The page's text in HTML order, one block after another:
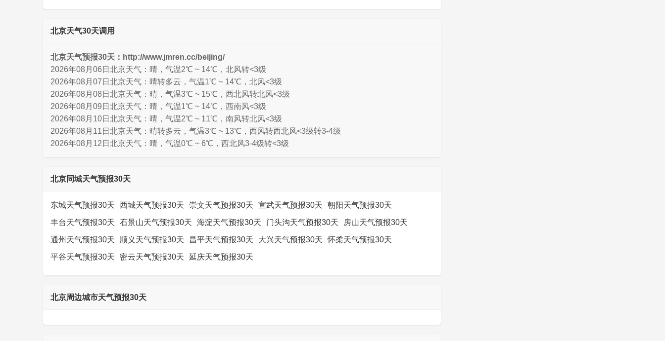
北京天气30天调用
北京天气预报30天：http://www.jmren.cc/beijing/
2026年08月06日北京天气：晴，气温2℃ ~ 14℃，北风转<3级
2026年08月07日北京天气：晴转多云，气温1℃ ~ 14℃，北风<3级
2026年08月08日北京天气：晴，气温3℃ ~ 15℃，西北风转北风<3级
2026年08月09日北京天气：晴，气温1℃ ~ 14℃，西南风<3级
2026年08月10日北京天气：晴，气温2℃ ~ 11℃，南风转北风<3级
2026年08月11日北京天气：晴转多云，气温3℃ ~ 13℃，西风转西北风<3级转3-4级
2026年08月12日北京天气：晴，气温0℃ ~ 6℃，西北风3-4级转<3级
北京同城天气预报30天
东城天气预报30天 西城天气预报30天 崇文天气预报30天 宣武天气预报30天 朝阳天气预报30天
丰台天气预报30天 石景山天气预报30天 海淀天气预报30天 门头沟天气预报30天 房山天气预报30天
通州天气预报30天 顺义天气预报30天 昌平天气预报30天 大兴天气预报30天 怀柔天气预报30天
平谷天气预报30天 密云天气预报30天 延庆天气预报30天
北京周边城市天气预报30天